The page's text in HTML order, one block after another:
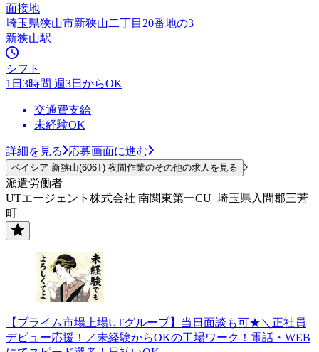
面接地
埼玉県狭山市新狭山二丁目20番地の3
新狭山駅
シフト
1日3時間 週3日からOK
交通費支給
未経験OK
詳細を見る 応募画面に進む
ベイシア 新狭山(606T) 夜間作業のその他の求人を見る
派遣労働者
UTエージェント株式会社 南関東第一CU_埼玉県入間郡三芳
町
【プライム市場上場UTグループ】当日面談も可★＼正社員
デビュー応援！／未経験からOKの工場ワーク！電話・WEB